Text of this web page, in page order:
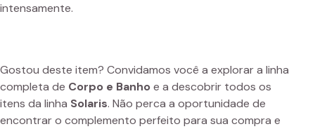
intensamente.
Gostou deste item? Convidamos você a explorar a linha
completa de Corpo e Banho e a descobrir todos os
itens da linha Solaris. Não perca a oportunidade de
encontrar o complemento perfeito para sua compra e